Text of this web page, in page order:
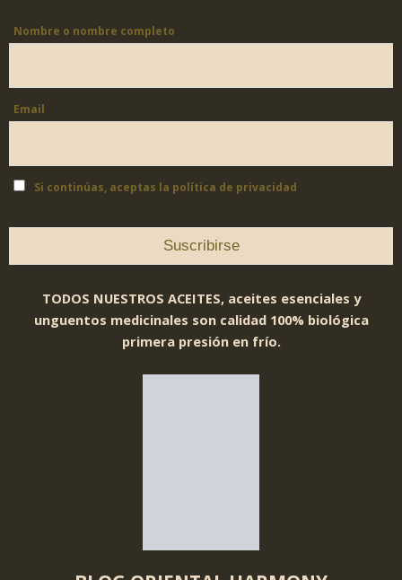
Nombre o nombre completo
Email
Si continúas, aceptas la política de privacidad
TODOS NUESTROS ACEITES, aceites esenciales y
unguentos medicinales son calidad 100% biológica
primera presión en frío.